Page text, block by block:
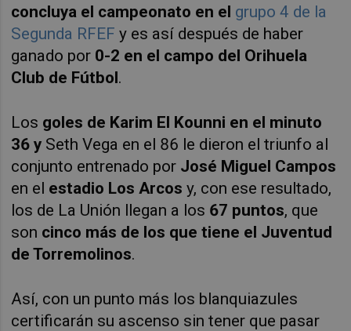
concluya el campeonato en el grupo 4 de la
Segunda RFEF y es así después de haber
ganado por 0-2 en el campo del Orihuela
Club de Fútbol.
Los goles de Karim El Kounni en el minuto
36 y Seth Vega en el 86 le dieron el triunfo al
conjunto entrenado por José Miguel Campos
en el estadio Los Arcos y, con ese resultado,
los de La Unión llegan a los 67 puntos, que
son cinco más de los que tiene el Juventud
de Torremolinos.
Así, con un punto más los blanquiazules
certificarán su ascenso sin tener que pasar